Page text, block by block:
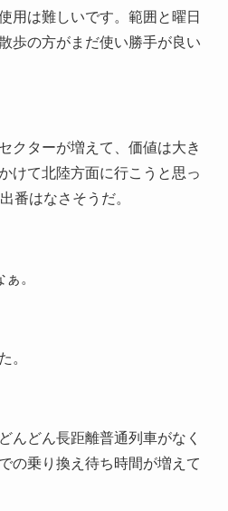
用は難しいです。範囲と曜日
歩の方がまだ使い勝手が良い
クターが増えて、価値は大き
けて北陸方面に行こうと思っ
番はなさそうだ。
。
。
んどん長距離普通列車がなく
の乗り換え待ち時間が増えて